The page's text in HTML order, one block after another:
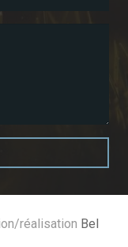
réalisation Bel